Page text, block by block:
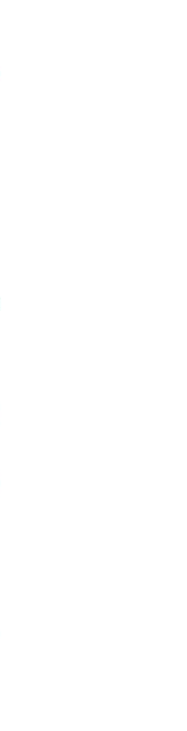
IN (-2),
as
LEFT JOIN
el_regioni.Regione
LEFT
LEFT JOIN
ON
ON
INNER